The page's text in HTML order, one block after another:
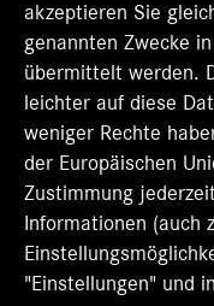
a
r
t
g
e
ö
f
f
n
e
t
.
k
a
r
t
e
g
e
ö
f
f
n
e
.
f
.
akzeptieren Sie
genannten Zwecke
übermittelt werden.
leichter auf diese
weniger Rechte
der Europäischen
Zustimmung
Informationen (auch
"Einstellungen" und